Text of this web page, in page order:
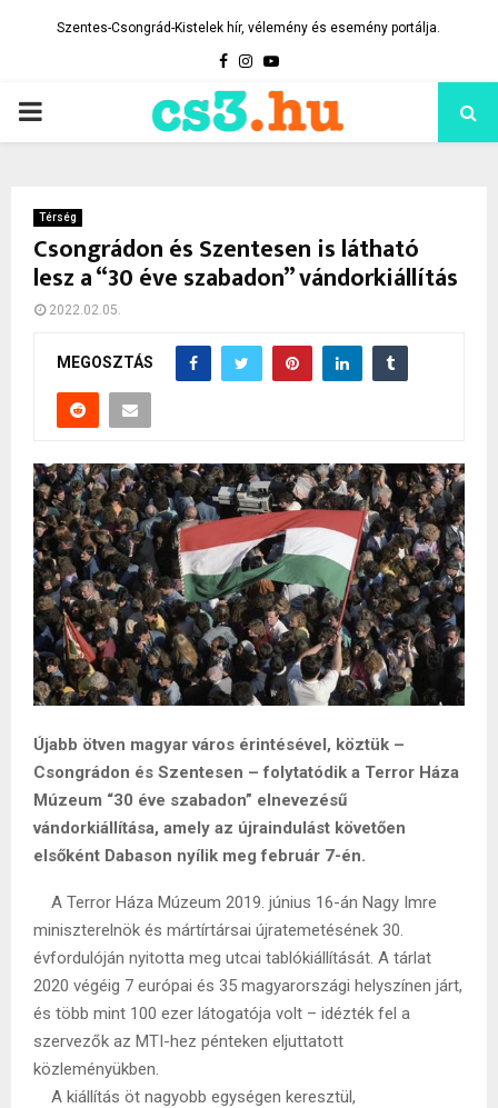
Szentes-Csongrád-Kistelek hír, vélemény és esemény portálja.
Facebook
Instagram
Youtube
PRIMARY
Térség
Csongrádon és Szentesen is látható
lesz a “30 éve szabadon” vándorkiállítás
2022.02.05.
MEGOSZTÁS
Újabb ötven magyar város érintésével, köztük –
Csongrádon és Szentesen – folytatódik a Terror Háza
Múzeum “30 éve szabadon” elnevezésű
vándorkiállítása, amely az újraindulást követően
elsőként Dabason nyílik meg február 7-én.
A Terror Háza Múzeum 2019. június 16-án Nagy Imre
miniszterelnök és mártírtársai újratemetésének 30.
évfordulóján nyitotta meg utcai tablókiállítását. A tárlat
2020 végéig 7 európai és 35 magyarországi helyszínen járt,
és több mint 100 ezer látogatója volt – idézték fel a
szervezők az MTI-hez pénteken eljuttatott
közleményükben.
A kiállítás öt nagyobb egységen keresztül,